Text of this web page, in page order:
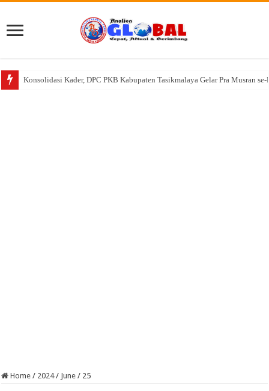
Konsolidasi Kader, DPC PKB Kabupaten Tasikmalaya Gelar Pra Musran
Home / 2024 / June / 25